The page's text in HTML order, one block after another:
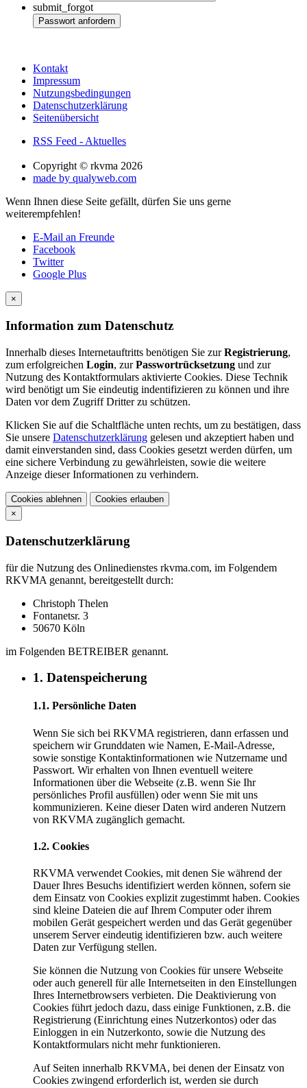
submit_forgot
Passwort anfordern
Kontakt
Impressum
Nutzungs­bedingungen
Datenschutzerklärung
Seiten­übersicht
RSS Feed - Aktuelles
Copyright © rkvma 2026
made by qualyweb.com
Wenn Ihnen diese Seite gefällt, dürfen Sie uns gerne
weiterempfehlen!
E-Mail an Freunde
Facebook
Twitter
Google Plus
×
Information zum Datenschutz
Innerhalb dieses Internetauftritts benötigen Sie zurRegistrierung,
zum erfolgreichen Login, zurPasswortrücksetzung und zur
Nutzung des Kontaktformulars aktivierte Cookies. Diese Technik
wird benötigt um Sie eindeutig indentifizieren zu können und ihre
Daten vor dem Zugriff Dritter zu schützen.
Klicken Sie auf die Schaltfläche unten rechts, um zu bestätigen, dass
Sie unsere Datenschutzerklärung gelesen und akzeptiert haben und
damit einverstanden sind, dass Cookies gesetzt werden dürfen, um
eine sichere Verbindung zu gewährleisten, sowie die weitere
Anzeige dieser Informationen zu verhindern.
Cookies ablehnen
Cookies erlauben
×
Datenschutzerklärung
für die Nutzung des Onlinedienstes rkvma.com, im Folgendem
RKVMA genannt, bereitgestellt durch:
Christoph Thelen
Fontanetsr. 3
50670 Köln
im Folgenden BETREIBER genannt.
1. Datenspeicherung
1.1. Persönliche Daten
Wenn Sie sich bei RKVMA registrieren, dann erfassen und
speichern wir Grunddaten wie Namen, E-Mail-Adresse,
sowie sonstige Kontaktinformationen wie Nutzername und
Passwort. Wir erhalten von Ihnen eventuell weitere
Informationen über die Webseite (z.B. wenn Sie Ihr
persönliches Profil ausfüllen) oder wenn Sie mit uns
kommunizieren. Keine dieser Daten wird anderen Nutzern
von RKVMA zugänglich gemacht.
1.2. Cookies
RKVMA verwendet Cookies, mit denen Sie während der
Dauer Ihres Besuchs identifiziert werden können, sofern sie
dem Einsatz von Cookies explizit zugestimmt haben. Cookies
sind kleine Dateien die auf Ihrem Computer oder ihrem
mobilen Gerät gespeichert werden und das Gerät gegenüber
unserem Server eindeutig identifizieren bzw. auch weitere
Daten zur Verfügung stellen.
Sie können die Nutzung von Cookies für unsere Webseite
oder auch generell für alle Internetseiten in den Einstellungen
Ihres Internetbrowsers verbieten. Die Deaktivierung von
Cookies führt jedoch dazu, dass einige Funktionen, z.B. die
Registrierung (Einrichtung eines Nutzerkontos) oder das
Einloggen in ein Nutzerkonto, sowie die Nutzung des
Kontaktformulars nicht mehr funktionieren.
Auf Seiten innerhalb RKVMA, bei denen der Einsatz von
Cookies zwingend erforderlich ist, werden sie durch